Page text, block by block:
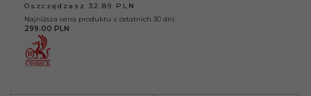
Oszczędzasz 32.89 PLN
Najniższa cena produktu z ostatnich 30 dni:
299.00 PLN